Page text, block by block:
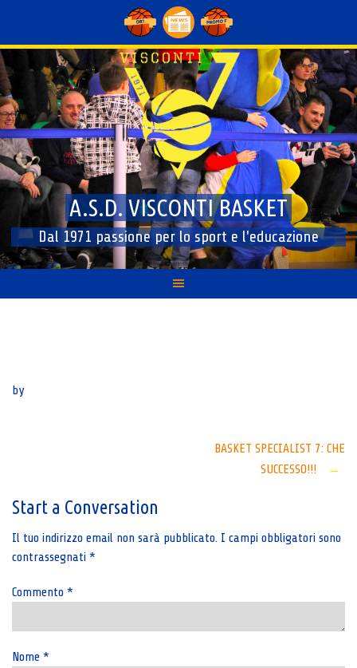
content
A.S.D. VISCONTI BASKET
Dal 1971 passione per lo sport e l'educazione
by
BASKET SPECIALIST 7: CHE
SUCCESSO!!!
→
Start a Conversation
Il tuo indirizzo email non sarà pubblicato. I campi obbligatori sono
contrassegnati *
Commento *
Nome *